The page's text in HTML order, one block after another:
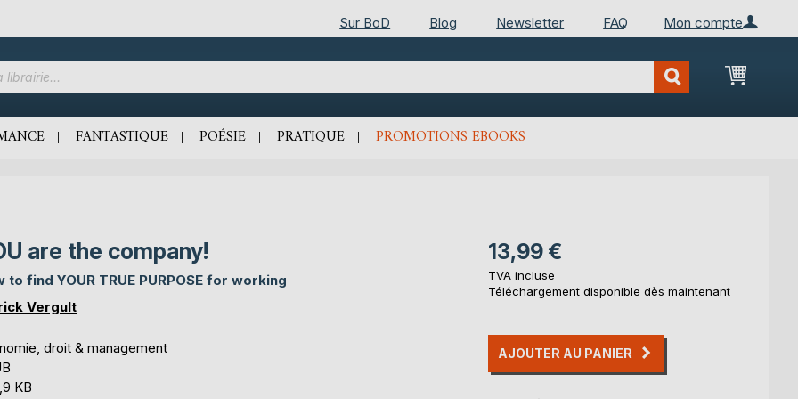
Mon compte
Sur BoD Blog Newsletter FAQ
Mon
FANTASTIQUE POÉSIE PRATIQUE PROMOTIONS EBOOKS
are the company!
to find YOUR TRUE PURPOSE for working
Vergult
droit & management
KB
13,99 €
TVA incluse
Téléchargement disponible dès maintenant
AJOUTER AU PANIER